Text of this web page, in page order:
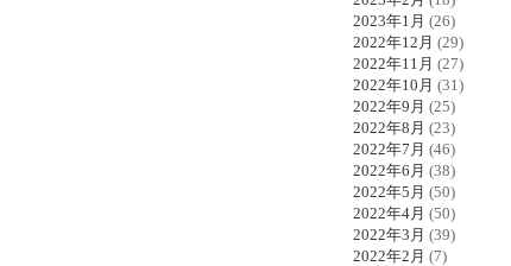
2023年1月 (26)
2022年12月 (29)
2022年11月 (27)
2022年10月 (31)
2022年9月 (25)
2022年8月 (23)
2022年7月 (46)
2022年6月 (38)
2022年5月 (50)
2022年4月 (50)
2022年3月 (39)
2022年2月 (7)